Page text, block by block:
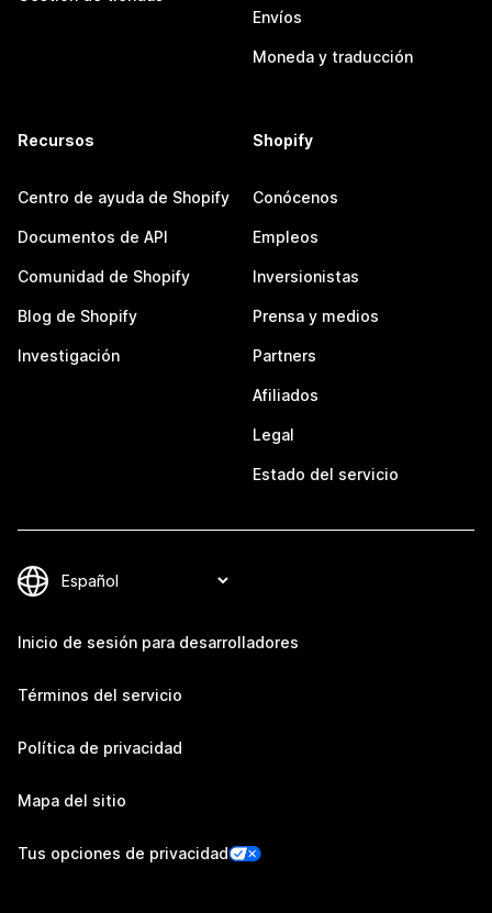
Envíos
Moneda y traducción
Recursos
Centro de ayuda de Shopify
Documentos de API
Comunidad de Shopify
Blog de Shopify
Investigación
Shopify
Conócenos
Empleos
Inversionistas
Prensa y medios
Partners
Afiliados
Legal
Estado del servicio
Inicio de sesión para desarrolladores
Términos del servicio
Política de privacidad
Mapa del sitio
Tus opciones de privacidad